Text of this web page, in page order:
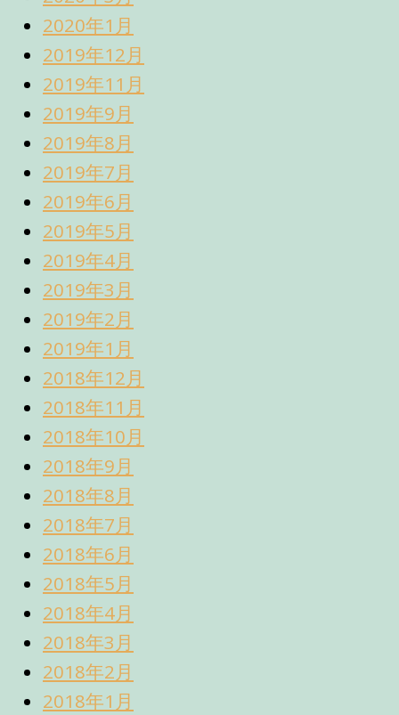
2020年1月
2019年12月
2019年11月
2019年9月
2019年8月
2019年7月
2019年6月
2019年5月
2019年4月
2019年3月
2019年2月
2019年1月
2018年12月
2018年11月
2018年10月
2018年9月
2018年8月
2018年7月
2018年6月
2018年5月
2018年4月
2018年3月
2018年2月
2018年1月